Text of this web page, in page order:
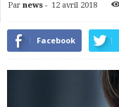
Par news - 12 avril 2018
Facebook